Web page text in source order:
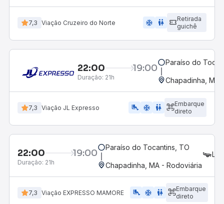
7,3 Viação Cruzeiro do Norte ac_unit wc
Retirada
guichê
22:00 19:00
Duração: 21h
Paraíso do
Chapadinha, MA
7,3 Viação JL Expresso airline_seat_legroom_extra ac_unit wc
Embarque
direto
22:00 19:00
Duração: 21h
Paraíso do Tocantins, TO
Chapadinha, MA - Rodoviária
7,3 Viação EXPRESSO MAMORE airline_seat_legroom_extra ac_unit wc
Embarque
direto